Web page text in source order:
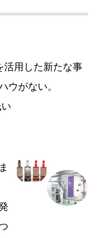
活用した新たな事
ウがない。